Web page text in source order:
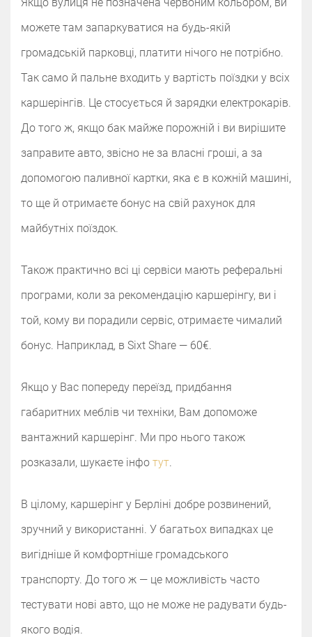
можете там запаркуватися на будь-якій
громадській парковці, платити нічого не потрібно.
Так само й пальне входить у вартість поїздки у всіх
каршерінгів. Це стосується й зарядки електрокарів.
До того ж, якщо бак майже порожній і ви вирішите
заправите авто, звісно не за власні гроші, а за
допомогою паливної картки, яка є в кожній машині,
то ще й отримаєте бонус на свій рахунок для
майбутніх поїздок.
Також практично всі ці сервіси мають реферальні
програми, коли за рекомендацію каршерінгу, ви і
той, кому ви порадили сервіс, отримаєте чималий
бонус. Наприклад, в Sixt Share — 60€.⠀
Якщо у Вас попереду переїзд, придбання
габаритних меблів чи техніки, Вам допоможе
вантажний каршерінг. Ми про нього також
розказали, шукаєте інфо тут.
В цілому, каршерінг у Берліні добре розвинений,
зручний у використанні. У багатьох випадках це
вигідніше й комфортніше громадського
транспорту. До того ж — це можливість часто
тестувати нові авто, що не може не радувати будь-
якого водія.